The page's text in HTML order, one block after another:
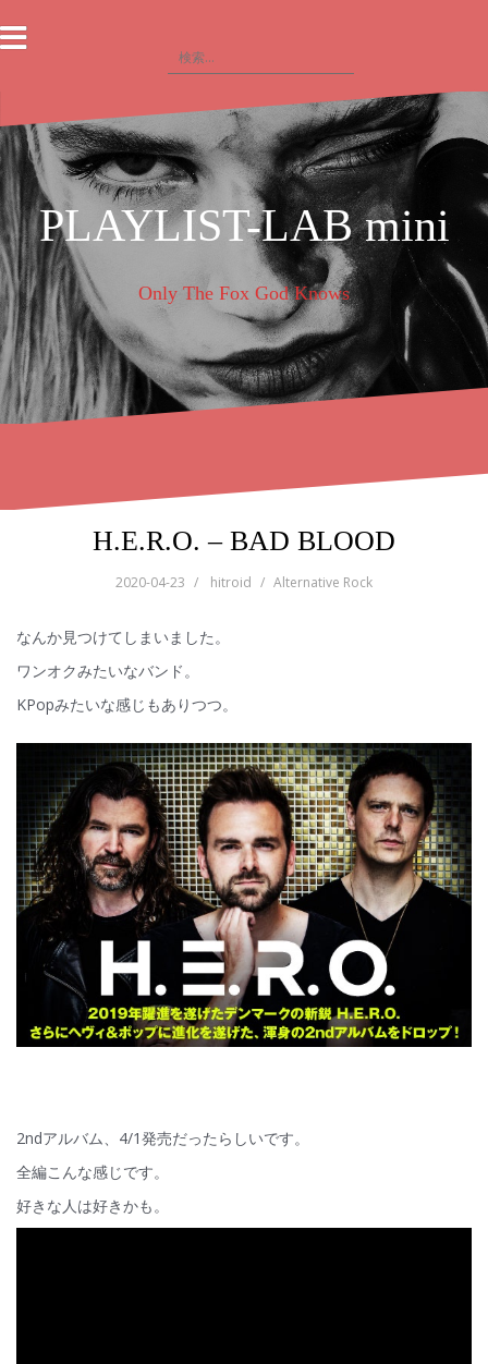
ン
へ
ス
キ
ッ
プ
検
索
PLAYLIST-LAB mini
Only The Fox God Knows
H.E.R.O. – BAD BLOOD
2020-04-23 hitroid Alternative Rock
なんか見つけてしまいました。
ワンオクみたいなバンド。
KPopみたいな感じもありつつ。
2ndアルバム、4/1発売だったらしいです。
全編こんな感じです。
好きな人は好きかも。